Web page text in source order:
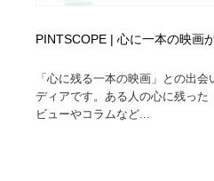
PINTSCOPE | 心に一本の映画
「心に残る一本の映画」との出
ディアです。ある人の心に残った
ビューやコラムなど...